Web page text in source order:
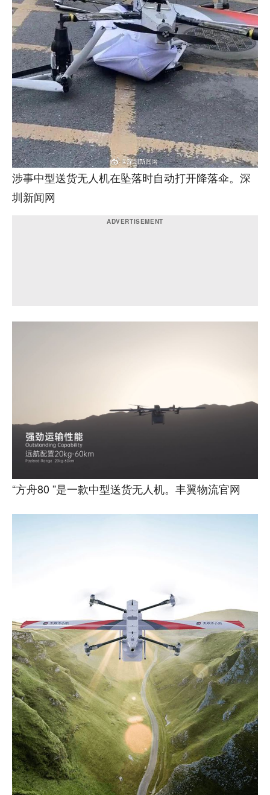
涉事中型送货无人机在坠落时自动打开降落伞。深
圳新闻网
“方舟80 ”是一款中型送货无人机。丰翼物流官网